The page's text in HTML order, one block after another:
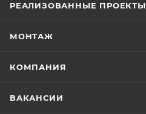
РЕАЛИЗОВАННЫЕ ПРОЕКТЫ
МОНТАЖ
КОМПАНИЯ
ВАКАНСИИ